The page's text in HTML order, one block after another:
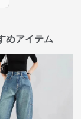
めアイテム